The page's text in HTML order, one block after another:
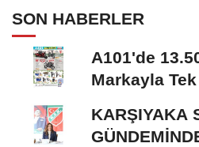
SON HABERLER
A101'de
Markayla
KARŞIYAKA